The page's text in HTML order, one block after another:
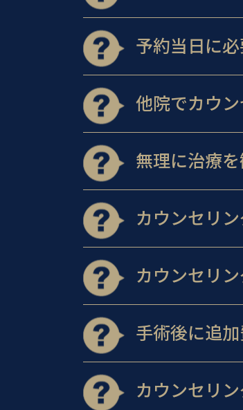
予約当日に
他院でカウ
無理に治療
カウンセリ
カウンセリ
手術後に追
カウンセリ